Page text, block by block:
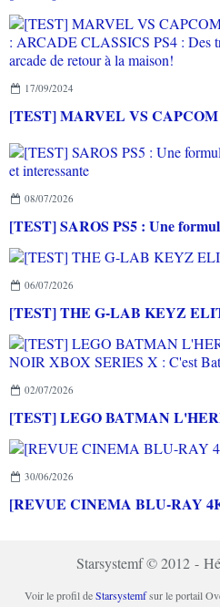
17/09/2024
08/07/2026
06/07/2026
[TEST] THE G-LAB KEYZ
02/07/2026
30/06/2026
[REVUE CINEMA BLU-RAY
Starsystemf © 2012 -
Voir le profil deStarsystemfsur le portail